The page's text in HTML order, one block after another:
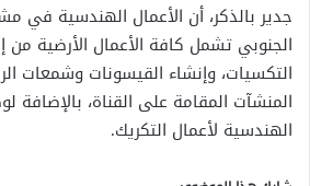
جدير بالذكر، أن الأعمال الهندسية في
الجنوبي تشمل كافة الأعمال الأرضية من
التكسيات، وإنشاء القيسونات وشمعات
المنشآت المقامة على القناة، بالإضافة
الهندسية لأعمال التكريك.